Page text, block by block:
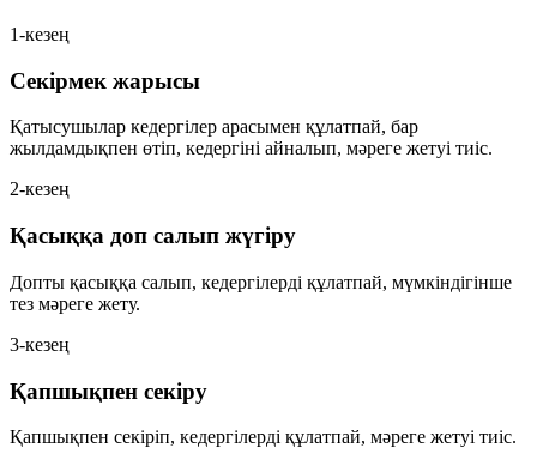
1-кезең
Секірмек жарысы
Қатысушылар кедергілер арасымен құлатпай, бар
жылдамдықпен өтіп, кедергіні айналып, мәреге жетуі тиіс.
2-кезең
Қасыққа доп салып жүгіру
Допты қасыққа салып, кедергілерді құлатпай, мүмкіндігінше
тез мәреге жету.
3-кезең
Қапшықпен секіру
Қапшықпен секіріп, кедергілерді құлатпай, мәреге жетуі тиіс.